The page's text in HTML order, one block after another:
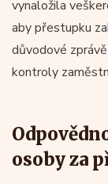
vynaložila
aby přestupku
důvodové
kontroly
osoby za